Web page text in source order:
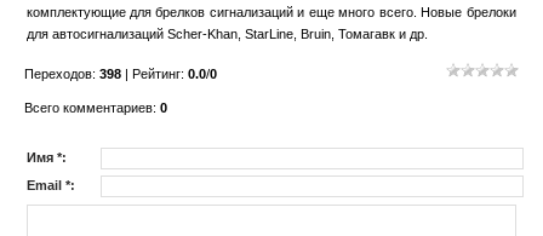
комплектующие для брелков сигнализаций и еще много всего. Новые брелоки
для автосигнализаций Scher-Khan, StarLine, Bruin, Томагавк и др.
Переходов: 398| Рейтинг: 0.0/0
Всего комментариев: 0
Имя *:
Email *: